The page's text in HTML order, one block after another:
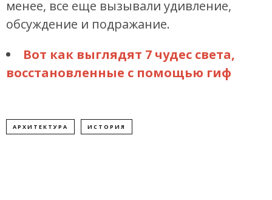
менее, все еще вызывали удивление,
обсуждение и подражание.
Вот как выглядят 7 чудес света,
восстановленные с помощью гиф
АРХИТЕКТУРА ИСТОРИЯ